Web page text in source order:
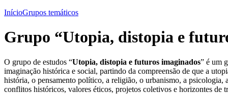
InícioGrupos temáticos
Grupo “Utopia, distopia e
O grupo de estudos “Utopia, distopia e futuros imaginados” é um
imaginação histórica e social, partindo da compreensão de que a
história, o pensamento político, a religião, o urbanismo, a psicologia,
conflitos históricos, valores éticos, projetos coletivos e horizontes de